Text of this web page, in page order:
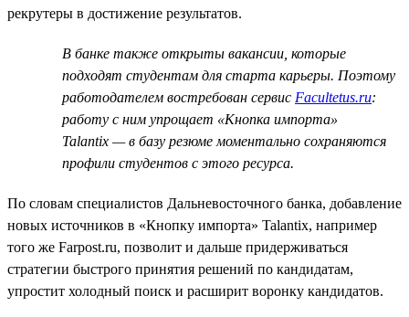
рекрутеры в достижение результатов.
В банке также открыты вакансии, которые
подходят студентам для старта карьеры. Поэтому
работодателем востребован сервис Facultetus.ru:
работу с ним упрощает «Кнопка импорта»
Talantix — в базу резюме моментально сохраняются
профили студентов с этого ресурса.
По словам специалистов Дальневосточного банка, добавление
новых источников в «Кнопку импорта» Talantix, например
того же Farpost.ru, позволит и дальше придерживаться
стратегии быстрого принятия решений по кандидатам,
упростит холодный поиск и расширит воронку кандидатов.